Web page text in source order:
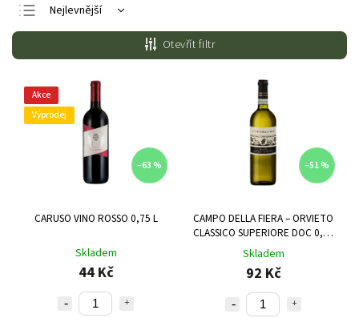
Nejlevnější
Nejdražší
Nejprodávanější
Abecedně
Otevřít filtr
Akce
Výprodej
–63 %
CARUSO VINO ROSSO 0,75 L
Skladem
44 Kč
–51 %
CAMPO DELLA FIERA – ORVIETO
CLASSICO SUPERIORE DOC 0,75
Skladem
92 Kč